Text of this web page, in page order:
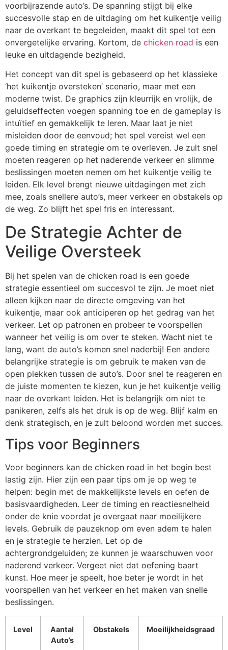
voorbijrazende auto’s. De spanning stijgt bij elke
succesvolle stap en de uitdaging om het kuikentje veilig
naar de overkant te begeleiden, maakt dit spel tot een
onvergetelijke ervaring. Kortom, de chicken road is een
leuke en uitdagende bezigheid.
Het concept van dit spel is gebaseerd op het klassieke
‘het kuikentje oversteken’ scenario, maar met een
moderne twist. De graphics zijn kleurrijk en vrolijk, de
geluidseffecten voegen spanning toe en de gameplay is
intuïtief en gemakkelijk te leren. Maar laat je niet
misleiden door de eenvoud; het spel vereist wel een
goede timing en strategie om te overleven. Je zult snel
moeten reageren op het naderende verkeer en slimme
beslissingen moeten nemen om het kuikentje veilig te
leiden. Elk level brengt nieuwe uitdagingen met zich
mee, zoals snellere auto’s, meer verkeer en obstakels op
de weg. Zo blijft het spel fris en interessant.
De Strategie Achter de
Veilige Oversteek
Bij het spelen van de chicken road is een goede
strategie essentieel om succesvol te zijn. Je moet niet
alleen kijken naar de directe omgeving van het
kuikentje, maar ook anticiperen op het gedrag van het
verkeer. Let op patronen en probeer te voorspellen
wanneer het veilig is om over te steken. Wacht niet te
lang, want de auto’s komen snel naderbij! Een andere
belangrijke strategie is om gebruik te maken van de
open plekken tussen de auto’s. Door snel te reageren en
de juiste momenten te kiezen, kun je het kuikentje veilig
naar de overkant leiden. Het is belangrijk om niet te
panikeren, zelfs als het druk is op de weg. Blijf kalm en
denk strategisch, en je zult beloond worden met succes.
Tips voor Beginners
Voor beginners kan de chicken road in het begin best
lastig zijn. Hier zijn een paar tips om je op weg te
helpen: begin met de makkelijkste levels en oefen de
basisvaardigheden. Leer de timing en reactiesnelheid
onder de knie voordat je overgaat naar moeilijkere
levels. Gebruik de pauzeknop om even adem te halen
en je strategie te herzien. Let op de
achtergrondgeluiden; ze kunnen je waarschuwen voor
naderend verkeer. Vergeet niet dat oefening baart
kunst. Hoe meer je speelt, hoe beter je wordt in het
voorspellen van het verkeer en het maken van snelle
beslissingen.
Level
Aantal
Auto’s
Obstakels Moeilijkheidsgraad